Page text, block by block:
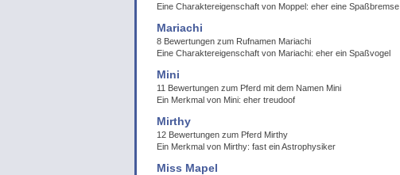
Eine Charaktereigenschaft von Moppel: eher eine Spaßbremse
Mariachi
8 Bewertungen zum Rufnamen Mariachi
Eine Charaktereigenschaft von Mariachi: eher ein Spaßvogel
Mini
11 Bewertungen zum Pferd mit dem Namen Mini
Ein Merkmal von Mini: eher treudoof
Mirthy
12 Bewertungen zum Pferd Mirthy
Ein Merkmal von Mirthy: fast ein Astrophysiker
Miss Mapel